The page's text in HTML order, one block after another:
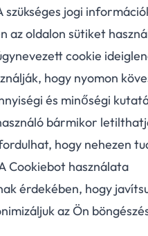
szükséges jogi
az oldalon sütiket
cookie
hogy nyomon
és minőségi
bármikor
hogy nehezen
Cookiebot használata
érdekében, hogy
az Ön